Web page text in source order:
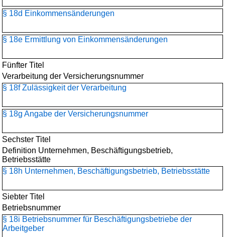
§ 18d Einkommensänderungen
§ 18e Ermittlung von Einkommensänderungen
Fünfter Titel
Verarbeitung der Versicherungsnummer
§ 18f Zulässigkeit der Verarbeitung
§ 18g Angabe der Versicherungsnummer
Sechster Titel
Definition Unternehmen, Beschäftigungsbetrieb,
Betriebsstätte
§ 18h Unternehmen, Beschäftigungsbetrieb, Betriebsstätte
Siebter Titel
Betriebsnummer
§ 18i Betriebsnummer für Beschäftigungsbetriebe der
Arbeitgeber